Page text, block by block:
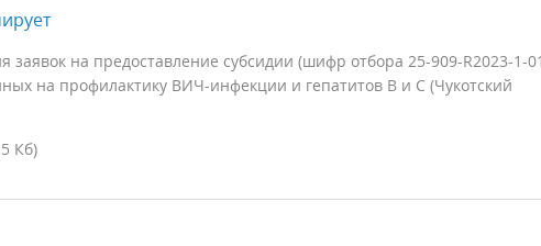
на предоставление субсидии (шифр отбора 25-909-R2023-1-
на профилактику ВИЧ-инфекции и гепатитов B и C (Чукотский
Кб)